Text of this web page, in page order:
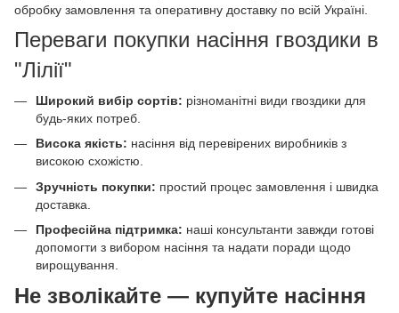
обробку замовлення та оперативну доставку по всій Україні.
Переваги покупки насіння гвоздики в
"Лілії"
Широкий вибір сортів: різноманітні види гвоздики для
будь-яких потреб.
Висока якість: насіння від перевірених виробників з
високою схожістю.
Зручність покупки: простий процес замовлення і швидка
доставка.
Професійна підтримка: наші консультанти завжди готові
допомогти з вибором насіння та надати поради щодо
вирощування.
Не зволікайте — купуйте насіння